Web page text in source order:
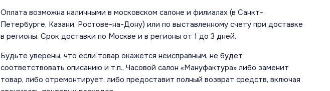
Оплата возможна наличными в московском салоне и филиалах (в Санкт-
Петербурге, Казани, Ростове-на-Дону) или по выставленному счету при доставке
в регионы. Срок доставки по Москве и в регионы от 1 до 3 дней.
Будьте уверены, что если товар окажется неисправным, не будет
соответствовать описанию и т.п., Часовой салон «Мануфактура» либо заменит
товар, либо отремонтирует, либо предоставит полный возврат средств, включая